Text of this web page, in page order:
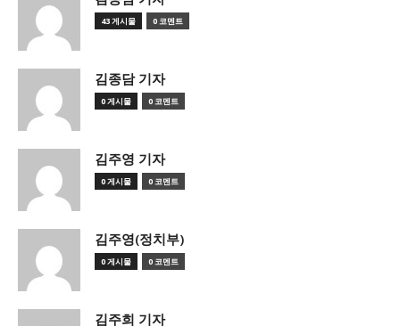
43 게시물 0 코멘트
김종담 기자
0 게시물 0 코멘트
김주영 기자
0 게시물 0 코멘트
김주영(정치부)
0 게시물 0 코멘트
김주희 기자